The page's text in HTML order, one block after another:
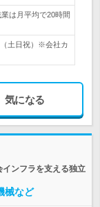
は月平均で20時間
土日祝）※会社カ
気になる
インフラを支える独立
械など